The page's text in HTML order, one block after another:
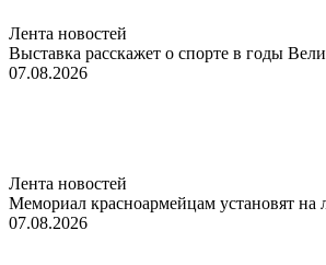
Лента новостей
Выставка расскажет о спорте в годы
07.08.2026
Лента новостей
Мемориал красноармейцам установят на
07.08.2026